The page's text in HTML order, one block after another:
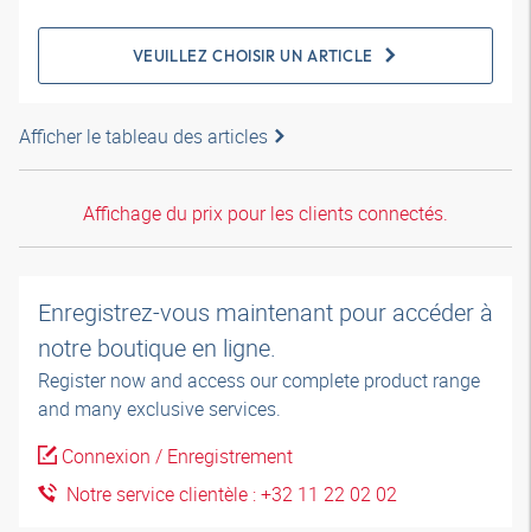
VEUILLEZ CHOISIR UN ARTICLE
Afficher le tableau des articles
Affichage du prix pour les clients connectés.
Enregistrez-vous maintenant pour accéder à
notre boutique en ligne.
Register now and access our complete product range
and many exclusive services.
Connexion / Enregistrement
Notre service clientèle : +32 11 22 02 02